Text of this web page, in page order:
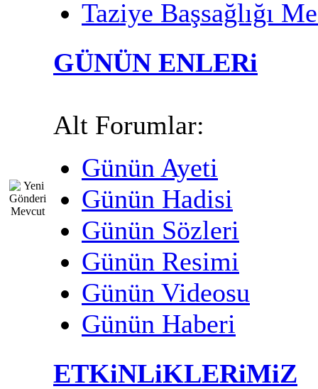
Taziye Başsağlığı
GÜNÜN ENLERi
Alt Forumlar:
Günün Ayeti
Günün Hadisi
Günün Sözleri
Günün Resimi
Günün Videosu
Günün Haberi
ETKiNLiKLERiMiZ